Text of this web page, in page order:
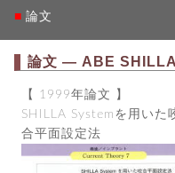
論文
論文 — ABE
【 1999年論文 】
SHILLA Systemを用いた
合平面設定法